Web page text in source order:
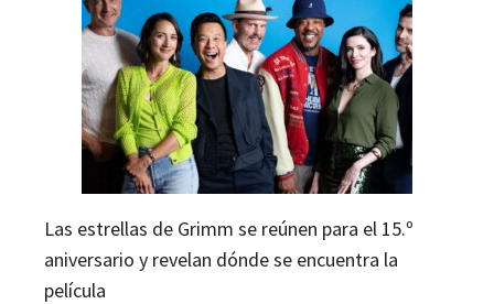
Las estrellas de Grimm se reúnen para el 15.º
aniversario y revelan dónde se encuentra la
película